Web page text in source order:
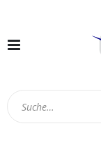
Navigation